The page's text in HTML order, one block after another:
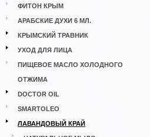
ФИТОН КРЫМ
АРАБСКИЕ ДУХИ 6 МЛ.
КРЫМСКИЙ ТРАВНИК
УХОД ДЛЯ ЛИЦА
ПИЩЕВОЕ МАСЛО ХОЛОДНОГО
ОТЖИМА
DOCTOR OIL
SMARTOLEO
ЛАВАНДОВЫЙ КРАЙ